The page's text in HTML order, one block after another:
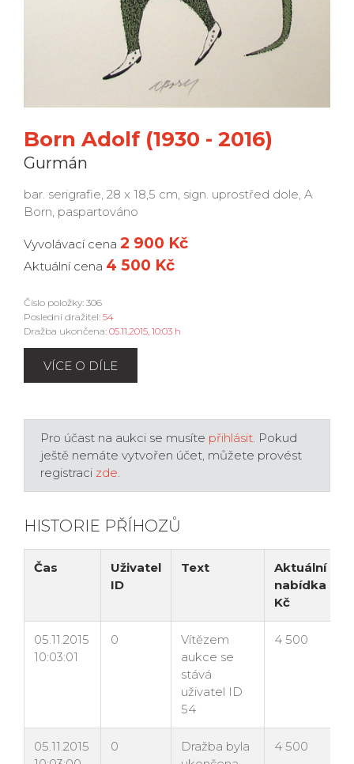
Born Adolf (1930 - 2016)
Gurmán
bar. serigrafie, 28 x 18,5 cm, sign. uprostřed dole, A
Born, paspartováno
Vyvolávací cena 2 900 Kč
Aktuální cena 4 500 Kč
Číslo položky: 306
Poslední dražitel: 54
Dražba ukončena: 05.11.2015, 10:03 h
VÍCE O DÍLE
Pro účast na aukci se musíte přihlásit . Pokud
ještě nemáte vytvořen účet, můžete provést
registraci zde
HISTORIE PŘÍHOZŮ